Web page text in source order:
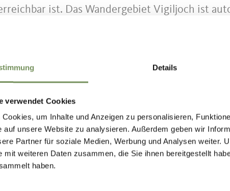
Details
verwendet Cookies
um Inhalte und Anzeigen zu personalisieren,
auf unsere Website zu analysieren. Außerdem geben wir
Partner für soziale Medien, Werbung und Analysen weiter.
mit weiteren Daten zusammen, die Sie ihnen bereitgestellt
haben.
ist. Das Wandergebiet Vigiljoch ist
Hier ist jeder auf Schusters Rappen
einfache aber auch anspruchsvolle
Dörfern Völlan, Tscherms, Burgstall und
sich das Wandergebiet Völlan mit dem
über Naraun. Auf der anderen Talseite
Salten, Meran 2000, mit zahlreichen
des Ifinger.